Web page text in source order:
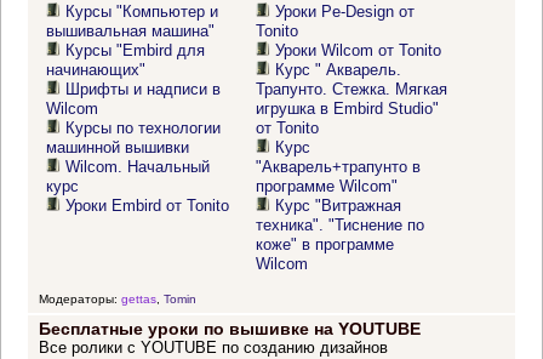
Курсы "Компьютер и
вышивальная машина"
Курсы "Embird для
начинающих"
Шрифты и надписи в
Wilcom
Курсы по технологии
машинной вышивки
Wilcom. Начальный
курс
Уроки Embird от Tonito
Уроки Pe-Design от
Tonito
Уроки Wilcom от Tonito
Курс " Акварель.
Трапунто. Стежка. Мягкая
игрушка в Embird Studio"
от Tonito
Курс
"Акварель+трапунто в
программе Wilcom"
Курс "Витражная
техника". "Тиснение по
коже" в программе
Wilcom
Модераторы: gettas, Tomin
Бесплатные уроки по вышивке на YOUTUBE
Все ролики с YOUTUBE по созданию дизайнов